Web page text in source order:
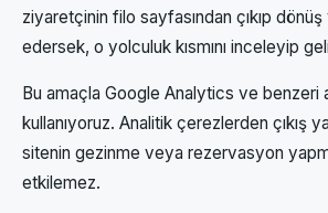
ziyaretçinin filo sayfasından çıkıp dönüş
edersek, o yolculuk kısmını inceleyip
Bu amaçla Google Analytics ve benzeri
kullanıyoruz. Analitik çerezlerden çıkış
sitenin gezinme veya rezervasyon
etkilemez.